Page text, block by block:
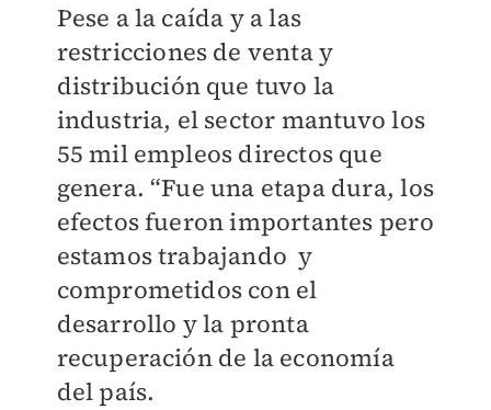
Pese a la caída y a las
restricciones de venta y
distribución que tuvo la
industria, el sector mantuvo los
55 mil empleos directos que
genera. “Fue una etapa dura, los
efectos fueron importantes pero
estamos trabajando y
comprometidos con el
desarrollo y la pronta
recuperación de la economía
del país.